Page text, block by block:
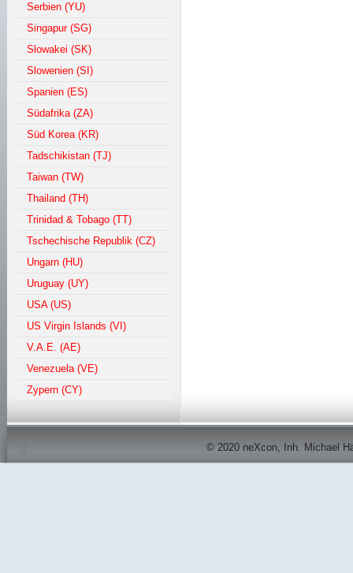
Serbien (YU)
Singapur (SG)
Slowakei (SK)
Slowenien (SI)
Spanien (ES)
Südafrika (ZA)
Süd Korea (KR)
Tadschikistan (TJ)
Taiwan (TW)
Thailand (TH)
Trinidad & Tobago (TT)
Tschechische Republik (CZ)
Ungarn (HU)
Uruguay (UY)
USA (US)
US Virgin Islands (VI)
V.A.E. (AE)
Venezuela (VE)
Zypern (CY)
© 2020 neXcon, Inh. Michael